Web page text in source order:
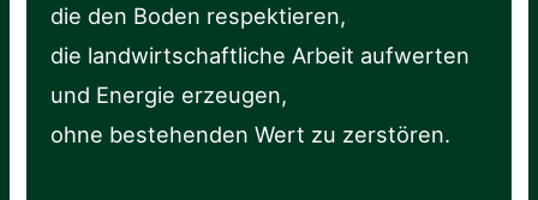
die den Boden respektieren,
die landwirtschaftliche Arbeit aufwerten
und Energie erzeugen,
ohne bestehenden Wert zu zerstören.